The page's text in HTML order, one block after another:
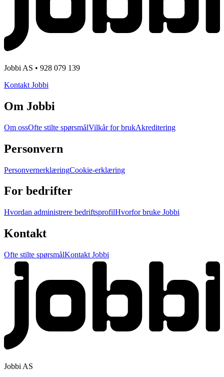
Jobbi AS • 928 079 139
Kontakt Jobbi
Om Jobbi
Om ossOfte stilte spørsmålVilkår for brukAkreditering
Personvern
PersonvernerklæringCookie-erklæring
For bedrifter
Hvordan administrere bedriftsprofilHvorfor bruke Jobbi
Kontakt
Ofte stilte spørsmålKontakt Jobbi
Jobbi AS